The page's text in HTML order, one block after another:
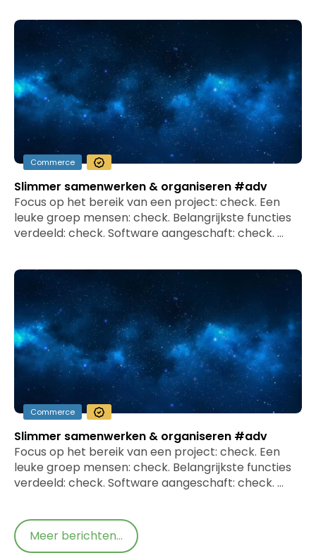
Commerce
Slimmer samenwerken & organiseren #adv
Focus op het bereik van een project: check. Een
leuke groep mensen: check. Belangrijkste functies
verdeeld: check. Software aangeschaft: check. …
Commerce
Slimmer samenwerken & organiseren #adv
Focus op het bereik van een project: check. Een
leuke groep mensen: check. Belangrijkste functies
verdeeld: check. Software aangeschaft: check. …
Meer berichten...